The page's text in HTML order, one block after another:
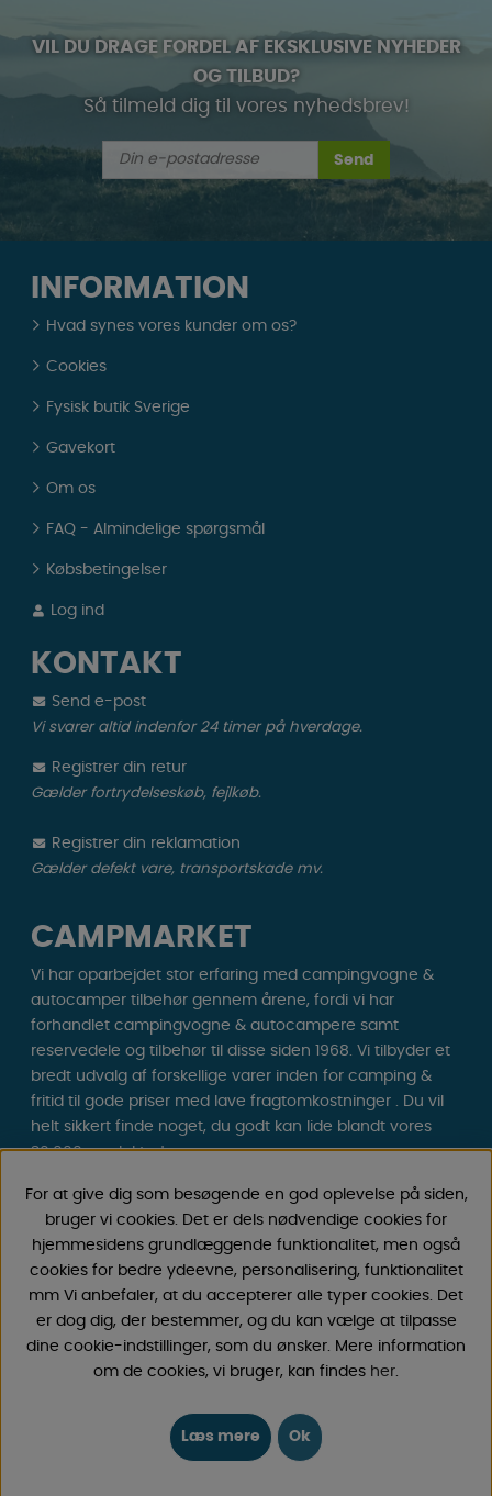
VIL DU DRAGE FORDEL AF EKSKLUSIVE NYHEDER
OG TILBUD?
Så tilmeld dig til vores nyhedsbrev!
Send
INFORMATION
Hvad synes vores kunder om os?
Cookies
Fysisk butik Sverige
Gavekort
Om os
FAQ - Almindelige spørgsmål
Købsbetingelser
Log ind
KONTAKT
Send e-post
Vi svarer altid indenfor 24 timer på hverdage.
Registrer din retur
Gælder fortrydelseskøb, fejlkøb.
Registrer din reklamation
Gælder defekt vare, transportskade mv.
CAMPMARKET
Vi har oparbejdet stor erfaring med campingvogne &
autocamper tilbehør gennem årene, fordi vi har
forhandlet campingvogne & autocampere samt
reservedele og tilbehør til disse siden 1968. Vi tilbyder et
bredt udvalg af forskellige varer inden for camping &
fritid til gode priser med lave fragtomkostninger . Du vil
helt sikkert finde noget, du godt kan lide blandt vores
30.000 produkter!
Følg os på Facebook og Instagram for inspiration,
nyheder og eksklusive tilbud. Campinglivet begynder
hos os!
For at give dig som besøgende en god oplevelse på siden,
bruger vi cookies. Det er dels nødvendige cookies for
hjemmesidens grundlæggende funktionalitet, men også
cookies for bedre ydeevne, personalisering, funktionalitet
mm Vi anbefaler, at du accepterer alle typer cookies. Det
er dog dig, der bestemmer, og du kan vælge at tilpasse
dine cookie-indstillinger, som du ønsker. Mere information
om de cookies, vi bruger, kan findes her.
Læs mere Ok